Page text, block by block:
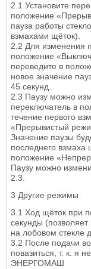
2.1 Установите
положение
пауза работы
взмахами щёток).
2.2 Для изменения
положение
переведите в
новое значение
45 секунд.
2.3 Паузу можно
переключатель в
течение первого
«Прерывистый
Значение паузы
последнего
положение
Паузу можно
2.3.
3 Другие режимы
3.1 Ход щёток при
секунды (позволяет
на лобовом стекле
3.2 После подачи
повазиться, т. к. я
ЭНЕРГОМАШ